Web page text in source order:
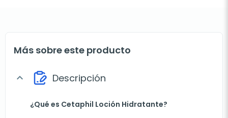
Más sobre este producto
expand_more Descripción
¿Qué es Cetaphil Loción Hidratante?